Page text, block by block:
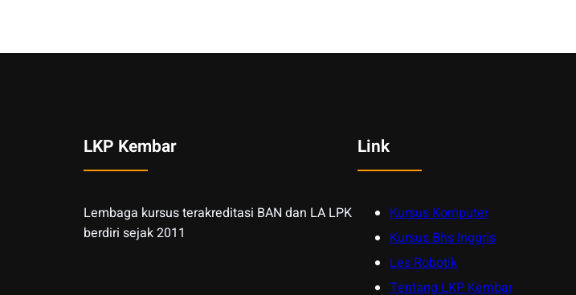
LKP Kembar
Lembaga kursus terakreditasi BAN dan LA LPK
berdiri sejak 2011
Link
Kursus Komputer
Kursus Bhs Inggris
Les Robotik
Tentang LKP Kembar